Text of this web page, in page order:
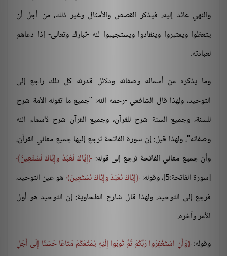
والنهي عائد إليه، فيذكر القصص والأمثال وغير ذلك، من أجل أن
يتعظوا ويعتبروا وينقادوا ويستجيبوا لله -تبارك وتعالى- إذا دعاهم
لعبادته.
وما يذكره من أسمائه وصفاته ودلائل قدرته كل ذلك راجع إلى
التوحيد، ولهذا قال الشافعي -رحمه الله: "جميع ما تقوله الأمة شرح
للسنة، وجميع السنة شرح للقرآن، وجميع القرآن شرح لأسماء الله
وصفاته"، ولهذا قيل: إن سورة الفاتحة ترجع إليها جميع معاني القرآن،
وأن جميع معاني الفاتحة ترجع إلى قوله: إِيَّاكَ نَعْبُدُ وإِيَّاكَ نَسْتَعِينُ
[سورة الفاتحة:5]، وقوله:
إِيَّاكَ نَعْبُدُ وإِيَّاكَ نَسْتَعِينُ هو عين التوحيد،
فرجع إلى التوحيد، ولهذا قال شارح الطحاوية: إن التوحيد هو أول
الأمر وآخره.
وقوله: وَأَنِ اسْتَغْفِرُوا رَبَّكُمْ ثُمَّ تُوبُوا إِلَيْهِ يُمَتِّعْكُمْ مَتَاعًا حَسَنًا إِلَى أَجَلٍ